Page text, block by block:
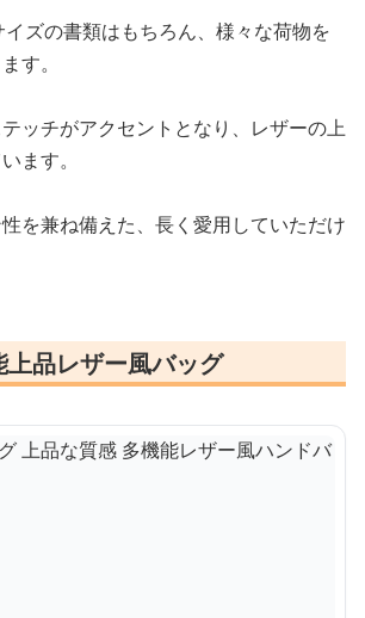
ズの書類はもちろん、様々な荷物を
す。
ッチがアクセントとなり、レザーの上
ます。
を兼ね備えた、長く愛用していただけ
品レザー風バッグ